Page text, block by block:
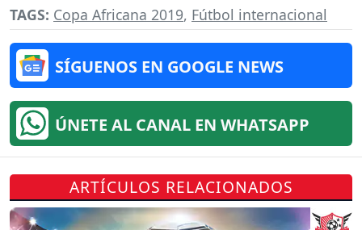
TAGS: Copa Africana 2019, Fútbol internacional
SÍGUENOS EN GOOGLE NEWS
ÚNETE AL CANAL EN WHATSAPP
ARTÍCULOS RELACIONADOS